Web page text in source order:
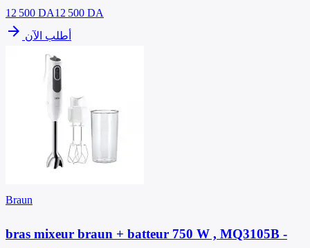
12 500 DA12 500 DA
arrow_forward أطلب الآن
Braun
bras mixeur braun + batteur 750 W , MQ3105B -